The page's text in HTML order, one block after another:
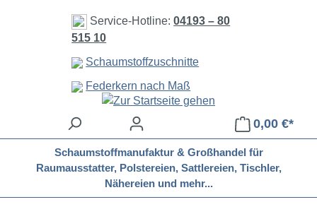
Zum Hauptinhalt springen
Service-Hotline:04193 – 80
515 10
Schaumstoffzuschnitte
Federkern nach Maß
0,00 €*
Schaumstoffmanufaktur & Großhandel für
Raumausstatter, Polstereien, Sattlereien, Tischler,
Nähereien und mehr...